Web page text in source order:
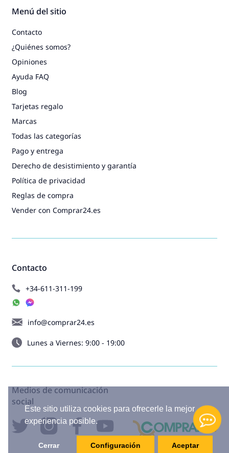
Este sitio utiliza cookies para ofrecerle la mejor
experiencia posible.
Cerrar Configuración Aceptar
Contacto
+34-611-311-199
info@comprar24.es
Lunes a Viernes: 9:00 - 19:00
Menú del sitio
Contacto
¿Quiénes somos?
Opiniones
Ayuda FAQ
Blog
Tarjetas regalo
Marcas
Todas las categorías
Pago y entrega
Derecho de desistimiento y garantía
Política de privacidad
Reglas de compra
Vender con Comprar24.es
Medios de comunicación
social